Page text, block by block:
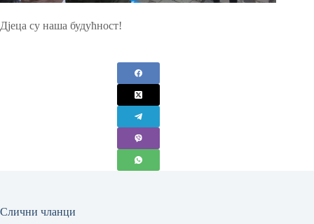
Дјеца су наша будућност!
Слични чланци